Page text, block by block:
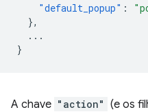
"default_popup" :
},
...
}
A chave "action" (e os